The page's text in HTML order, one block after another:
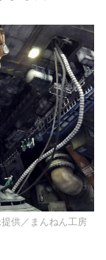
供／まんねん工房